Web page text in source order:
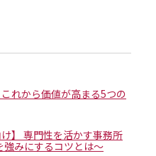
れから価値が高まる5つの
】 専門性を活かす事務所
みにするコツとは～